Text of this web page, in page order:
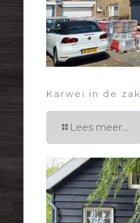
Karwei in de zak
Lees meer...